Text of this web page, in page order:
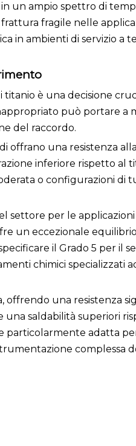
un ampio spettro di
fragile nelle
in ambienti di servizio a
è una decisione
può portare a
del raccordo.
offrano una resistenza
inferiore rispetto al
o configurazioni di
settore per le applicazioni
un eccezionale
il Grado 5 per il
chimici specializzati
offrendo una resistenza
saldabilità superiori
particolarmente adatta
complessa